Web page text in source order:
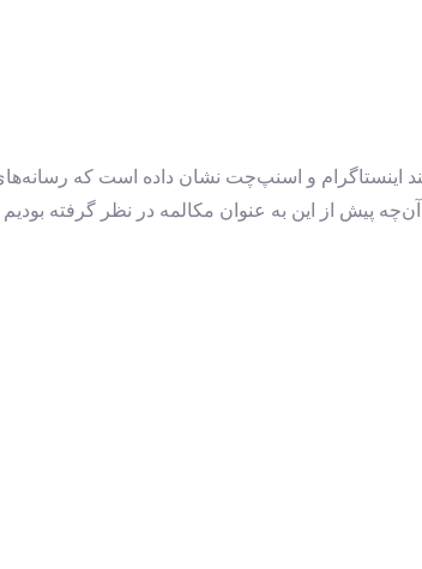
اینستاگرام و اسنپ‌چت نشان داده است که
از این به عنوان مکالمه در نظر گرفته بودیم